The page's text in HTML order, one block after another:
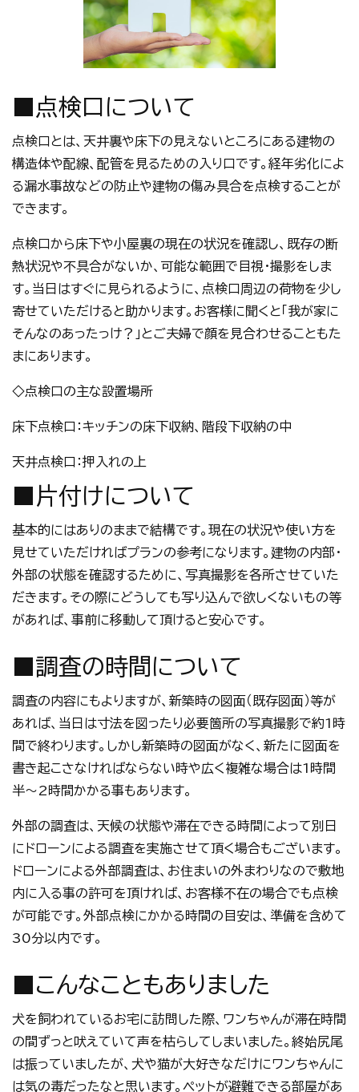
■点検口について
点検口とは、天井裏や床下の見えないところにある建物の
構造体や配線、配管を見るための入り口です。経年劣化によ
る漏水事故などの防止や建物の傷み具合を点検することが
できます。
点検口から床下や小屋裏の現在の状況を確認し、既存の断
熱状況や不具合がないか、可能な範囲で目視・撮影をしま
す。当日はすぐに見られるように、点検口周辺の荷物を少し
寄せていただけると助かります。お客様に聞くと「我が家に
そんなのあったっけ？」とご夫婦で顔を見合わせることもた
まにあります。
◇点検口の主な設置場所
床下点検口：キッチンの床下収納、階段下収納の中
天井点検口：押入れの上
■片付けについて
基本的にはありのままで結構です。現在の状況や使い方を
見せていただければプランの参考になります。建物の内部・
外部の状態を確認するために、写真撮影を各所させていた
だきます。その際にどうしても写り込んで欲しくないもの等
があれば、事前に移動して頂けると安心です。
■調査の時間について
調査の内容にもよりますが、新築時の図面（既存図面）等が
あれば、当日は寸法を図ったり必要箇所の写真撮影で約1時
間で終わります。しかし新築時の図面がなく、新たに図面を
書き起こさなければならない時や広く複雑な場合は1時間
半～2時間かかる事もあります。
外部の調査は、天候の状態や滞在できる時間によって別日
にドローンによる調査を実施させて頂く場合もございます。
ドローンによる外部調査は、お住まいの外まわりなので敷地
内に入る事の許可を頂ければ、お客様不在の場合でも点検
が可能です。外部点検にかかる時間の目安は、準備を含めて
30分以内です。
■こんなこともありました
犬を飼われているお宅に訪問した際、ワンちゃんが滞在時間
の間ずっと吠えていて声を枯らしてしまいました。終始尻尾
は振っていましたが、犬や猫が大好きなだけにワンちゃんに
は気の毒だったなと思います。ペットが避難できる部屋があ